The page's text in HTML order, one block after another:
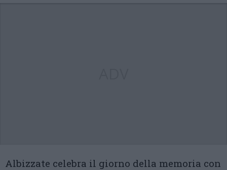
Albizzate celebra il giorno della memoria con